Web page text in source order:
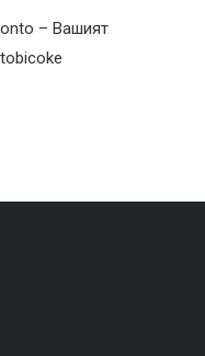
– Вашият